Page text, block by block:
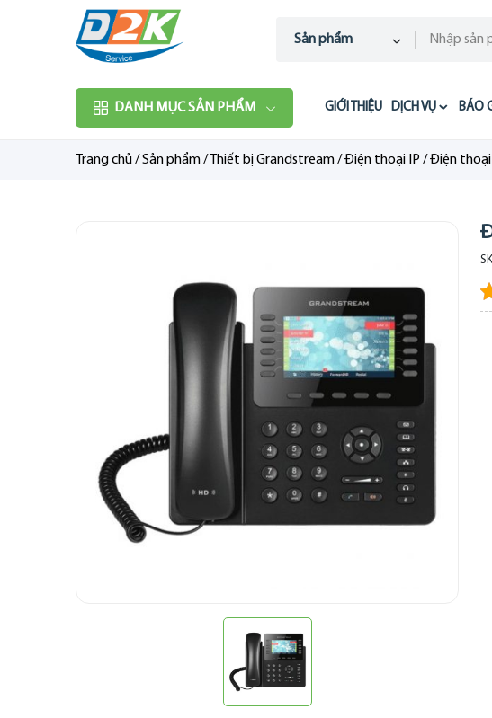
Sản phẩm
DANH MỤC SẢN PHẨM GIỚI THIỆU DỊCH VỤ BÁO
Trang chủ/Sản phẩm/ Thiết bị Grandstream/Điện thoại IP /Điện thoại